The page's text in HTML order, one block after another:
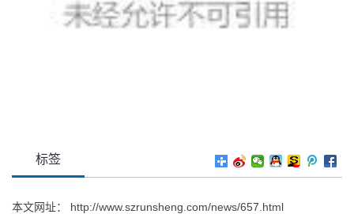
标签
本文网址： http://www.szrunsheng.com/news/657.html